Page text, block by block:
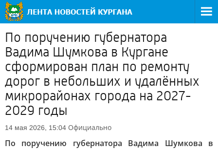
По поручению губернатора
Вадима Шумкова в Кургане
сформирован план по ремонту
дорог в небольших и удалённых
микрорайонах города на 2027-
2029 годы
14 мая 2026, 15:04 Официально
По поручению губернатора Вадима Шумкова в